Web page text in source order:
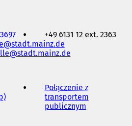
+49 6131 12 ext. 2363
stadt.mainz de
stadt.mainz de
(
Połączenie z
transportem
publicznym